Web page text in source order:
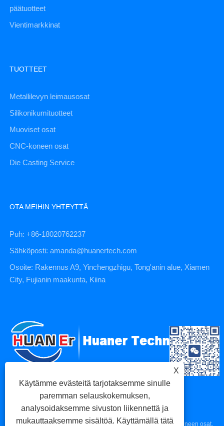
päätuotteet
Vientimarkkinat
TUOTTEET
Metallilevyn leimausosat
Silikonikumituotteet
Muoviset osat
CNC-koneen osat
Die Casting Service
OTA MEIHIN YHTEYTTÄ
Puh: +86-18020762237
Sähköposti: amanda@huanertech.com
Osoite: Rakennus A9, Yinchengzhigu, Tong'anin alue, Xiamen
City, Fujianin maakunta, Kiina
Copyright © 2023 Xiamen Huaner Technology Co., Ltd - CNC-koneen osat,
X
Käytämme evästeitä tarjotaksemme sinulle
paremman selauskokemuksen,
analysoidaksemme sivuston liikennettä ja
mukauttaaksemme sisältöä. Käyttämällä tätä